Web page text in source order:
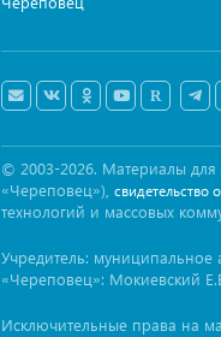
© 2003-2026. Материалы
«Череповец»), свидетельство
технологий и массовых
Учредитель:
«Череповец»: Мокиевский
Исключительные права на